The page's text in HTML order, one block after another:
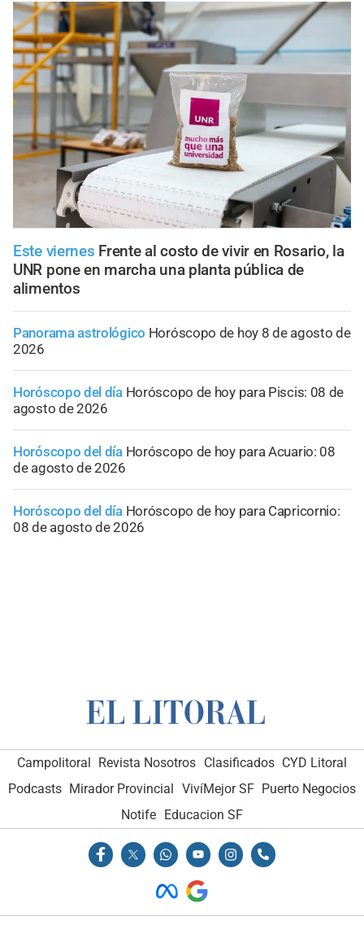
Este viernes Frente al costo de vivir en Rosario, la
UNR pone en marcha una planta pública de
alimentos
Panorama astrológico Horóscopo de hoy 8 de agosto de
2026
Horóscopo del día Horóscopo de hoy para Piscis: 08 de
agosto de 2026
Horóscopo del día Horóscopo de hoy para Acuario: 08
de agosto de 2026
Horóscopo del día Horóscopo de hoy para Capricornio:
08 de agosto de 2026
Campolitoral Revista Nosotros Clasificados CYD Litoral
Podcasts Mirador Provincial VivíMejor SF Puerto Negocios
Notife
Educacion SF